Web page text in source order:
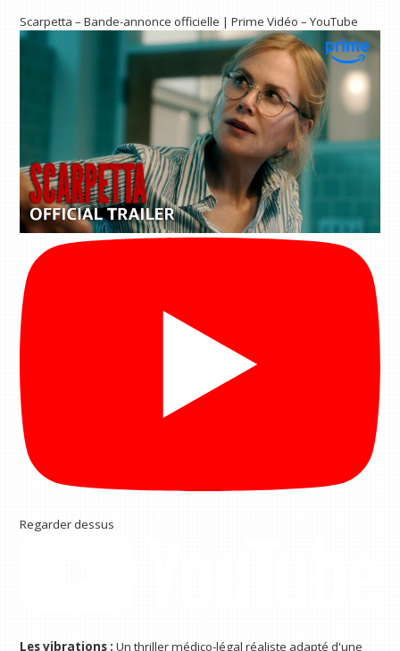
Scarpetta – Bande-annonce officielle | Prime Vidéo – YouTube
Regarder dessus
Les vibrations : Un thriller médico-légal réaliste adapté d'une